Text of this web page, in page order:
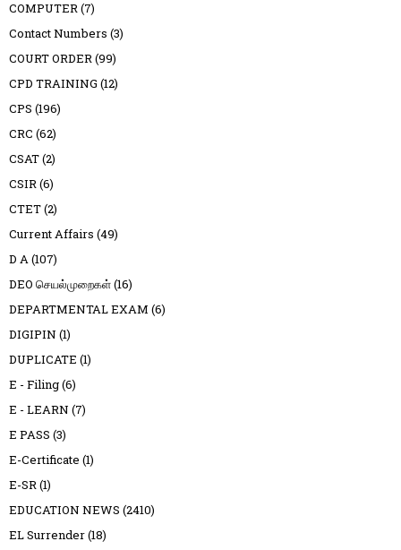
COMPUTER(7)
Contact Numbers (3)
COURT ORDER(99)
CPD TRAINING (12)
CPS (196)
CRC (62)
CSAT(2)
CSIR(6)
CTET(2)
Current Affairs (49)
D A(107)
DEO செயல்முறைகள்(16)
DEPARTMENTAL EXAM (6)
DIGIPIN (1)
DUPLICATE (1)
E - Filing(6)
E - LEARN (7)
E PASS (3)
E-Certificate (1)
E-SR(1)
EDUCATION NEWS (2410)
EL Surrender(18)